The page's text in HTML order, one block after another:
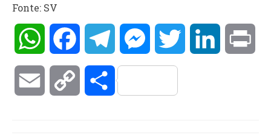
Fonte: SV
WhatsAppFacebookTelegramMessengerTwitter LinkedIn
Email Copy Compartilhar